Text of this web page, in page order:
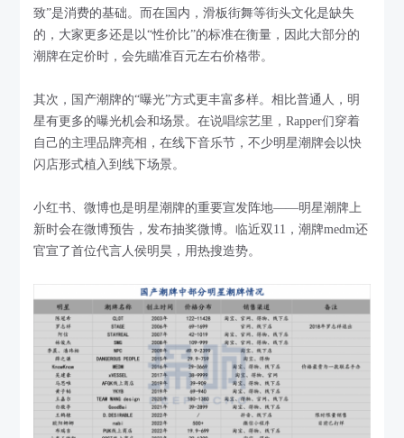
致”是消费的基础。而在国内，滑板街舞等街头文化是缺失
的，大家更多还是以“性价比”的标准在衡量，因此大部分的
潮牌在定价时，会先瞄准百元左右价格带。
其次，国产潮牌的“曝光”方式更丰富多样。相比普通人，明
星有更多的曝光机会和场景。在说唱综艺里，Rapper们穿着
自己的主理品牌亮相，在线下音乐节，不少明星潮牌会以快
闪店形式植入到线下场景。
小红书、微博也是明星潮牌的重要宣发阵地——明星潮牌上
新时会在微博预告，发布抽奖微博。临近双11，潮牌medm还
官宣了首位代言人侯明昊，用热搜造势。